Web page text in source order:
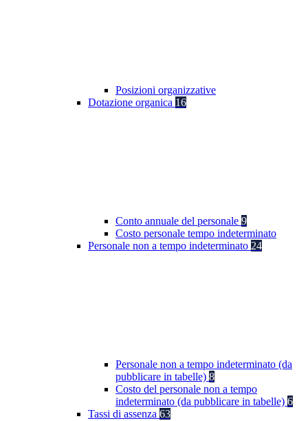
Posizioni organizzative
Dotazione organica 16
Conto annuale del personale 9
Costo personale tempo indeterminato
Personale non a tempo indeterminato 24
Personale non a tempo indeterminato (da
pubblicare in tabelle) 8
Costo del personale non a tempo
indeterminato (da pubblicare in tabelle) 6
Tassi di assenza 63